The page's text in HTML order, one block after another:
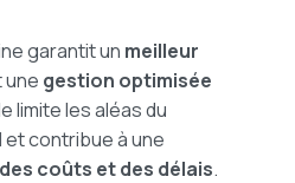
garantit un meilleur
une gestion optimisée
limite les aléas du
contribue à une
coûts et des délais.